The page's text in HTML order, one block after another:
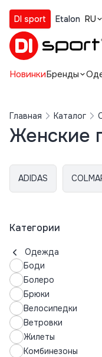
DI sport Etalon RU
НовинкиБренды
Главная Каталог
Женские
ADIDAS
Категории
Одежда
Боди
Болеро
Брюки
Велосипедки
Ветровки
Жилеты
Комбинезоны